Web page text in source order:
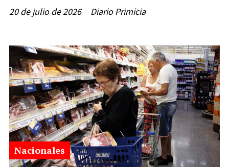
Diario Primicia
20 de julio de 2026
Nacionales